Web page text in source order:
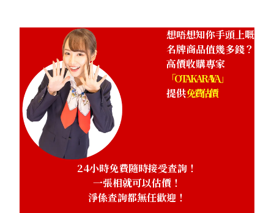
想唔想知你手頭上嘅
名牌商品值幾多錢？
高價收購專家
「OTAKARAYA」
提供免費估價
24小時免費隨時接受查詢！
一張相就可以估價！
淨係查詢都無任歡迎！